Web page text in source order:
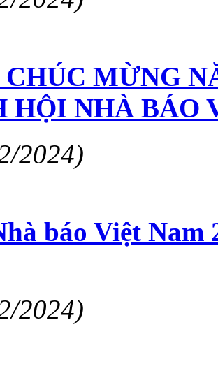
MỪNG
HỘI NHÀ BÁO
2024)
báo Việt Nam
2024)